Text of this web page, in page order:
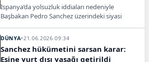
İspanya’da yolsuzluk iddiaları nedeniyle
Başbakan Pedro Sanchez üzerindeki siyasi
seçim çağrısı kabul edildi.
DÜNYA•21.06.2026 09:34
Sanchez hükümetini sarsan karar:
Eşine yurt dışı yasağı getirildi